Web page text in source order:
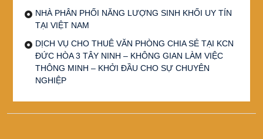
NHÀ PHÂN PHỐI NĂNG LƯỢNG SINH KHỐI UY TÍN
TẠI VIỆT NAM
DỊCH VỤ CHO THUÊ VĂN PHÒNG CHIA SẺ TẠI KCN
ĐỨC HÒA 3 TÂY NINH – KHÔNG GIAN LÀM VIỆC
THÔNG MINH – KHỞI ĐẦU CHO SỰ CHUYÊN
NGHIỆP